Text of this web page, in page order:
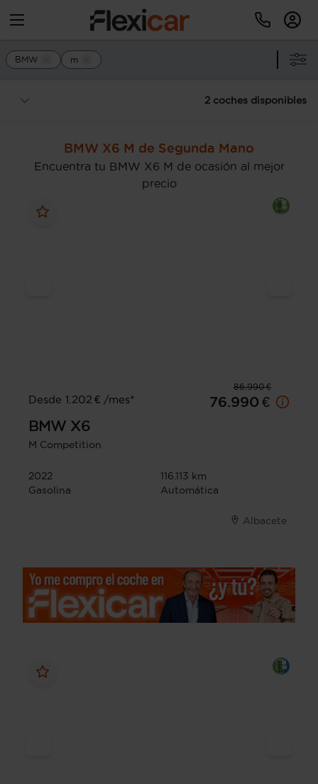
BMW m
2 coches disponibles
BMW X6 M de Segunda Mano
Encuentra tu BMW X6 M de ocasión al mejor
precio
86.990 €
Desde 1.202 € /mes*
76.990 €
BMW X6
M Competition
2022
116.113 km
Gasolina
Automática
Albacete